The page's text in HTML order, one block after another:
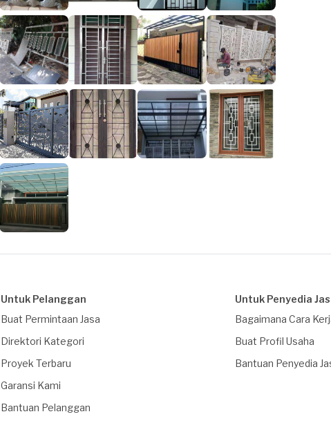
Untuk Pelanggan
Buat Permintaan Jasa
Direktori Kategori
Proyek Terbaru
Garansi Kami
Bantuan Pelanggan
Untuk Penyedia
Bagaimana Cara
Buat Profil Usaha
Bantuan Penyedia